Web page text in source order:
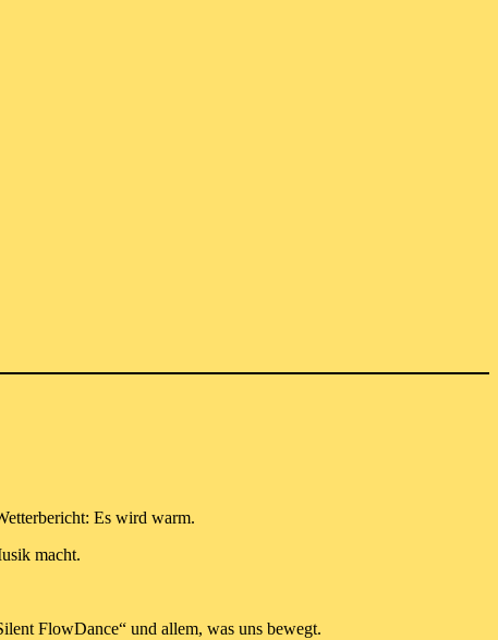
Es wird warm.
macht.
FlowDance“ und allem, was uns bewegt.